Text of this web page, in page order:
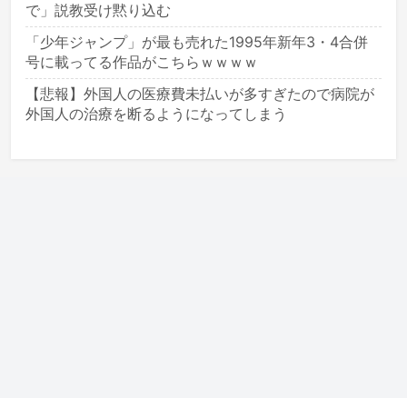
で」説教受け黙り込む
「少年ジャンプ」が最も売れた1995年新年3・4合併
号に載ってる作品がこちらｗｗｗｗ
【悲報】外国人の医療費未払いが多すぎたので病院が
外国人の治療を断るようになってしまう